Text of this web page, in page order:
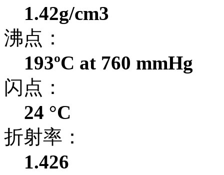
1.42g/cm3
沸点：
193ºC at 760 mmHg
闪点：
24 °C
折射率：
1.426